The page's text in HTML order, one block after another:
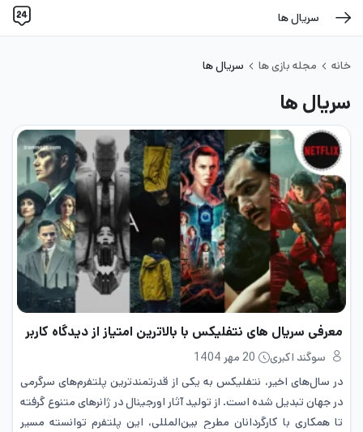
سریال ها
خانه مجله بازی ها سریال ها
سریال ها
معرفی سریال های نتفلیکس با بالاترین امتیاز از دیدگاه کاربر
سوگند اکبری
20 مهر 1404
در سال‌های اخیر، نتفلیکس به یکی از قدرتمندترین پلتفرم‌های سرگرمی
در جهان تبدیل شده است. از تولید آثار اورجینال در ژانرهای متنوع گرفته
تا همکاری با کارگردانان مطرح بین‌المللی، این پلتفرم توانسته مسیر